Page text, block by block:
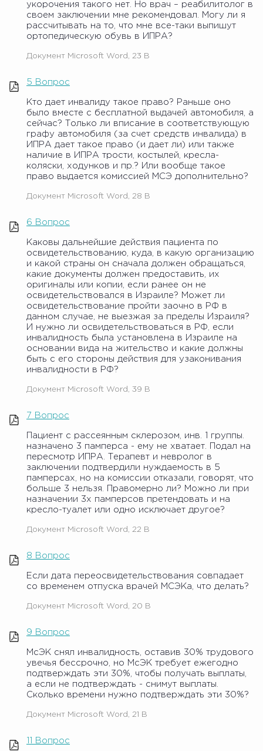
укорочения такого нет. Но врач – реабилитолог в
своем заключении мне рекомендовал. Могу ли я
рассчитывать на то, что мне все-таки выпишут
ортопедическую обувь в ИПРА?
Документ Microsoft Word, 23 B
5 Вопрос
Кто дает инвалиду такое право? Раньше оно
было вместе с бесплатной выдачей автомобиля, а
сейчас? Только ли вписание в соответствующую
графу автомобиля (за счет средств инвалида) в
ИПРА дает такое право (и дает ли) или также
наличие в ИПРА трости, костылей, кресла-
коляски, ходунков и пр.? Или вообще такое
право выдается комиссией МСЭ дополнительно?
Документ Microsoft Word, 28 B
6 Вопрос
Каковы дальнейшие действия пациента по
освидетельствованию, куда, в какую организацию
и какой страны он сначала должен обращаться,
какие документы должен предоставить, их
оригиналы или копии, если ранее он не
освидетельствовался в Израиле? Может ли
освидетельствование пройти заочно в РФ в
данном случае, не выезжая за пределы Израиля?
И нужно ли освидетельствоваться в РФ, если
инвалидность была установлена в Израиле на
основании вида на жительство и какие должны
быть с его стороны действия для узаконивания
инвалидности в РФ?
Документ Microsoft Word, 39 B
7 Вопрос
Пациент с рассеянным склерозом, инв. 1 группы.
назначено 3 памперса - ему не хватает. Подал на
пересмотр ИПРА. Терапевт и невролог в
заключении подтвердили нуждаемость в 5
памперсах, но на комиссии отказали, говорят, что
больше 3 нельзя. Правомерно ли? Можно ли при
назначении 3х памперсов претендовать и на
кресло-туалет или одно исключает другое?
Документ Microsoft Word, 22 B
8 Вопрос
Если дата переосвидетельствования совпадает
со временем отпуска врачей МСЭКа, что делать?
Документ Microsoft Word, 20 B
9 Вопрос
МсЭК снял инвалидность, оставив 30% трудового
увечья бессрочно, но МсЭК требует ежегодно
подтверждать эти 30%, чтобы получать выплаты,
а если не подтверждать - снимут выплаты.
Сколько времени нужно подтверждать эти 30%?
Документ Microsoft Word, 21 B
11 Вопрос